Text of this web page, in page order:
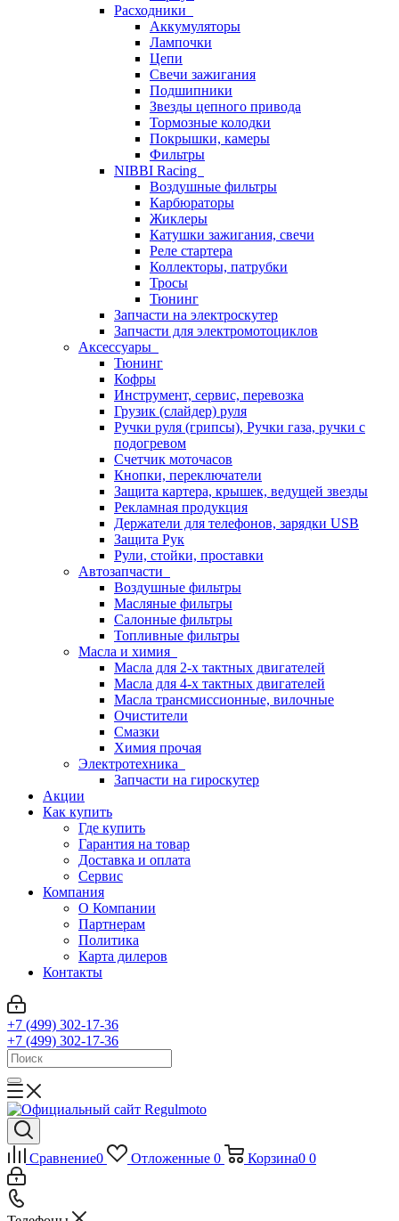
Расходники
Аккумуляторы
Лампочки
Цепи
Свечи зажигания
Подшипники
Звезды цепного привода
Тормозные колодки
Покрышки, камеры
Фильтры
NIBBI Racing
Воздушные фильтры
Карбюраторы
Жиклеры
Катушки зажигания, свечи
Реле стартера
Коллекторы, патрубки
Тросы
Тюнинг
Запчасти на электроскутер
Запчасти для электромотоциклов
Аксессуары
Тюнинг
Кофры
Инструмент, сервис, перевозка
Грузик (слайдер) руля
Ручки руля (грипсы), Ручки газа, ручки с
подогревом
Счетчик моточасов
Кнопки, переключатели
Защита картера, крышек, ведущей звезды
Рекламная продукция
Держатели для телефонов, зарядки USB
Защита Рук
Рули, стойки, проставки
Автозапчасти
Воздушные фильтры
Масляные фильтры
Салонные фильтры
Топливные фильтры
Масла и химия
Масла для 2-х тактных двигателей
Масла для 4-х тактных двигателей
Масла трансмиссионные, вилочные
Очистители
Смазки
Химия прочая
Электротехника
Запчасти на гироскутер
Акции
Как купить
Где купить
Гарантия на товар
Доставка и оплата
Сервис
Компания
О Компании
Партнерам
Политика
Карта дилеров
Контакты
+7 (499) 302-17-36
+7 (499) 302-17-36
Сравнение0 Отложенные 0 Корзина0 0